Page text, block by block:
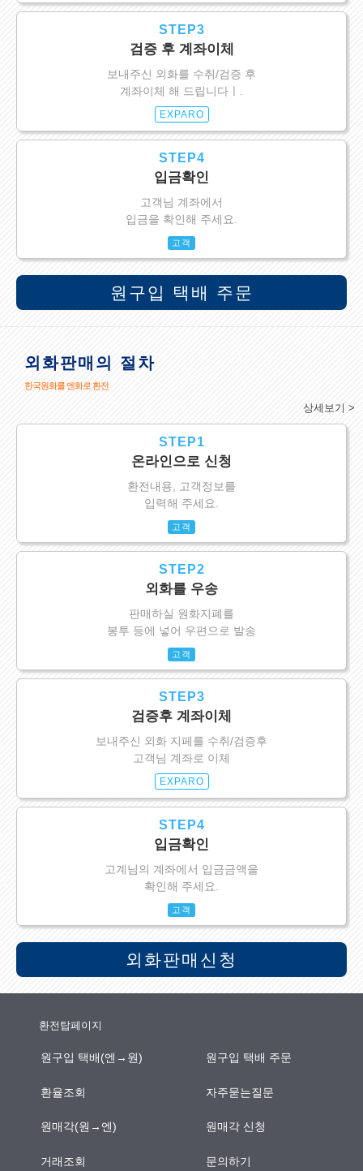
STEP3
검증 후 계좌이체
보내주신 외화를 수취/검증 후
계좌이체 해 드립니다ㅣ.
EXPARO
STEP4
입금확인
고객님 계좌에서
입금을 확인해 주세요.
고객
원구입 택배 주문
외화판매의 절차
한국원화를 엔화로 환전
상세보기 >
STEP1
온라인으로 신청
환전내용, 고객정보를
입력해 주세요.
고객
STEP2
외화를 우송
판매하실 원화지폐를
봉투 등에 넣어 우편으로 발송
고객
STEP3
검증후 계좌이체
보내주신 외화 지페를 수취/검증후
고객님 계좌로 이체
EXPARO
STEP4
입금확인
고계님의 계좌에서 입금금액을
확인해 주세요.
고객
외화판매신청
환전탑페이지
원구입 택배(엔→원) 원구입 택배 주문
환율조회 자주묻는질문
원매각(원→엔) 원매각 신청
거래조회 문의하기